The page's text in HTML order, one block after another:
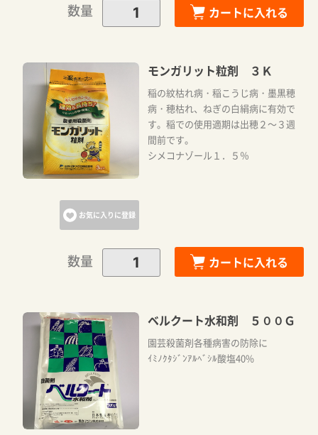
数量 カートに入れる
お気に入りに登録
モンガリット粒剤 ３Ｋ
稲の紋枯れ病・稲こうじ病・墨黒穂
病・穂枯れ、ねぎの白絹病に有効で
す。稲での使用適期は出穂２～３週
間前です。
シメコナゾール１．５％
数量 カートに入れる
ベルクート水和剤 ５００Ｇ
園芸殺菌剤各種病害の防除に
ｲﾐﾉｸﾀｼﾞﾝｱﾙﾍﾞｼﾙ酸塩40%